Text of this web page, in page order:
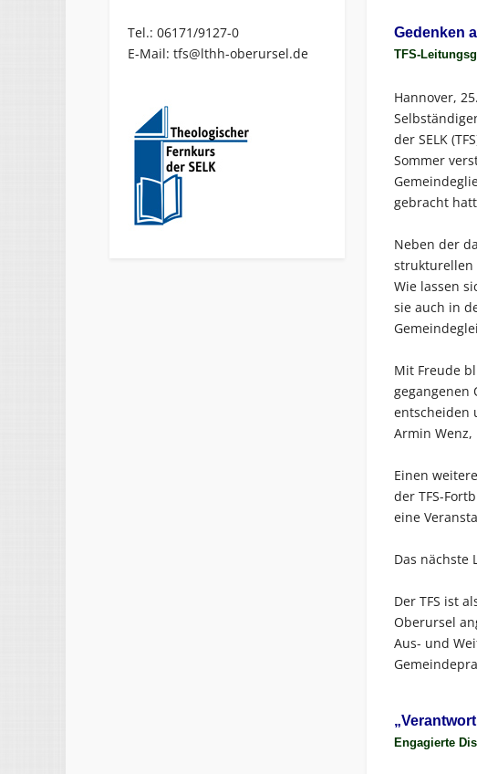
Tel.: 06171/9127-0
E-Mail: tfs@lthh-oberursel.de
Gedenken
TFS-
Hannover,
der SELK
Sommer
gebracht
Neben der
strukturellen
Wie lassen
sie auch in
Mit Freude
gegangenen
entscheiden
Armin
Einen
der TFS-
eine
Das nächste
Der TFS ist
Oberursel
Aus- und
Engagierte